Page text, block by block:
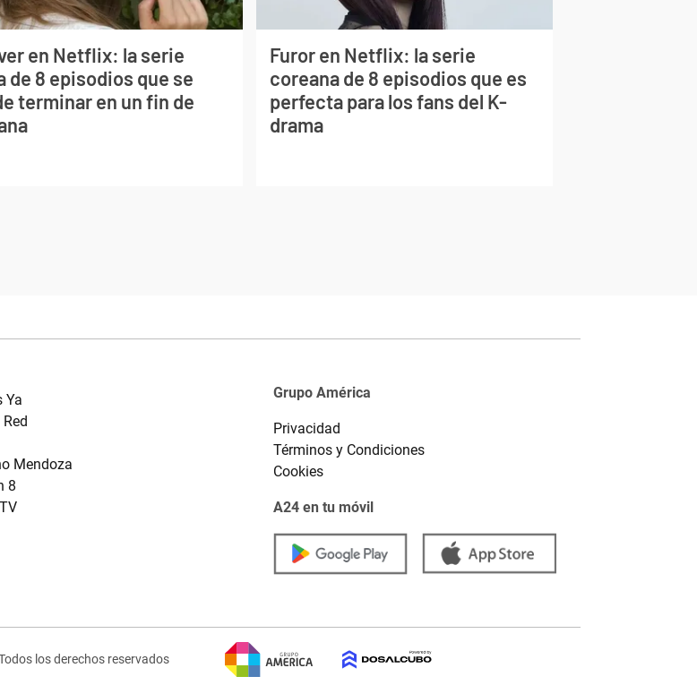
en Netflix: la serie
de 8 episodios que se
terminar en un fin de
Furor en Netflix: la serie
coreana de 8 episodios que es
perfecta para los fans del K-
drama
Ya
Mendoza
8
Grupo América
Privacidad
Términos y Condiciones
Cookies
A24 en tu móvil
los derechos reservados